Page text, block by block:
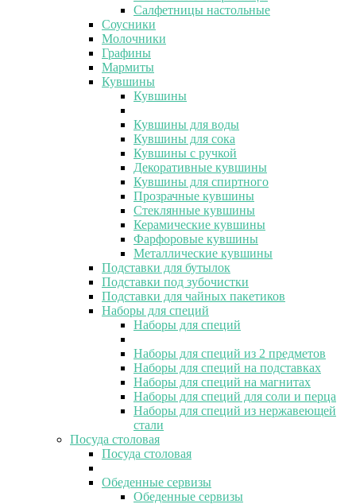
Салфетницы настольные
Соусники
Молочники
Графины
Мармиты
Кувшины
Кувшины
Кувшины для воды
Кувшины для сока
Кувшины с ручкой
Декоративные кувшины
Кувшины для спиртного
Прозрачные кувшины
Стеклянные кувшины
Керамические кувшины
Фарфоровые кувшины
Металлические кувшины
Подставки для бутылок
Подставки под зубочистки
Подставки для чайных пакетиков
Наборы для специй
Наборы для специй
Наборы для специй из 2 предметов
Наборы для специй на подставках
Наборы для специй на магнитах
Наборы для специй для соли и перца
Наборы для специй из нержавеющей
стали
Посуда столовая
Посуда столовая
Обеденные сервизы
Обеденные сервизы